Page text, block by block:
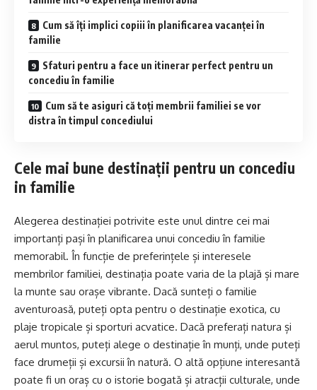
Cum să îți implici copiii în planificarea vacanței în
familie
Sfaturi pentru a face un itinerar perfect pentru un
concediu în familie
Cum să te asiguri că toți membrii familiei se vor
distra în timpul concediului
Cele mai bune destinații pentru un concediu
in familie
Alegerea destinației potrivite este unul dintre cei mai
importanți pași în planificarea unui concediu în familie
memorabil. În funcție de preferințele și interesele
membrilor familiei, destinația poate varia de la plajă și mare
la munte sau orașe vibrante. Dacă sunteți o familie
aventuroasă, puteți opta pentru o destinație exotica, cu
plaje tropicale și sporturi acvatice. Dacă preferați natura și
aerul muntos, puteți alege o destinație în munți, unde puteți
face drumeții și excursii în natură. O altă opțiune interesantă
poate fi un oraș cu o istorie bogată și atracții culturale, unde